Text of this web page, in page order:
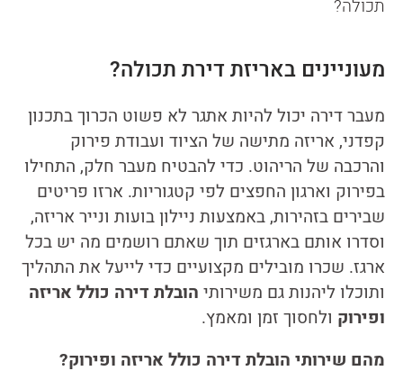
תכולה?
מעוניינים באריזת דירת תכולה?
מעבר דירה יכול להיות אתגר לא פשוט הכרוך בתכנון
קפדני, אריזה מתישה של הציוד ועבודת פירוק
והרכבה של הריהוט. כדי להבטיח מעבר חלק, התחילו
בפירוק וארגון החפצים לפי קטגוריות. ארזו פריטים
שבירים בזהירות, באמצעות ניילון בועות ונייר אריזה,
וסדרו אותם בארגזים תוך שאתם רושמים מה יש בכל
ארגז. שכרו מובילים מקצועיים כדי לייעל את התהליך
ותוכלו ליהנות גם משירותי הובלת דירה כולל אריזה
ופירוק ולחסוך זמן ומאמץ.
מהם שירותי הובלת דירה כולל אריזה ופירוק?